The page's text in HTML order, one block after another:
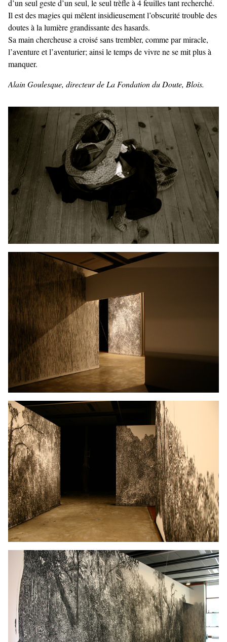
d’un seul geste d’un seul, le seul trèfle à 4 feuilles tant recherché.
Il est des magies qui mêlent insidieusement l’obscurité trouble des
doutes à la lumière grandissante des hasards.
Sa main chercheuse a croisé sans trembler, comme par miracle,
l’aventure et l’aventurier; ainsi le temps de vivre ne se mit plus à
manquer.
Alain Goulesque, directeur de La Fondation du Doute, Blois.